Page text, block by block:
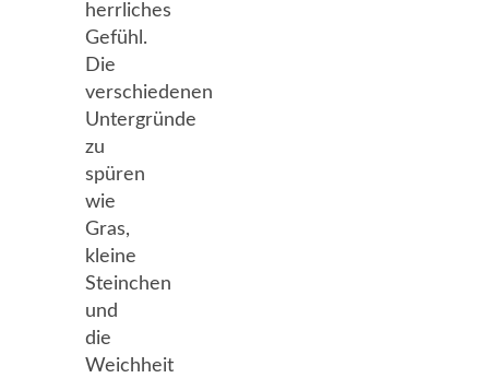
herrliches
Gefühl.
Die
verschiedenen
Untergründe
zu
spüren
wie
Gras,
kleine
Steinchen
und
die
Weichheit